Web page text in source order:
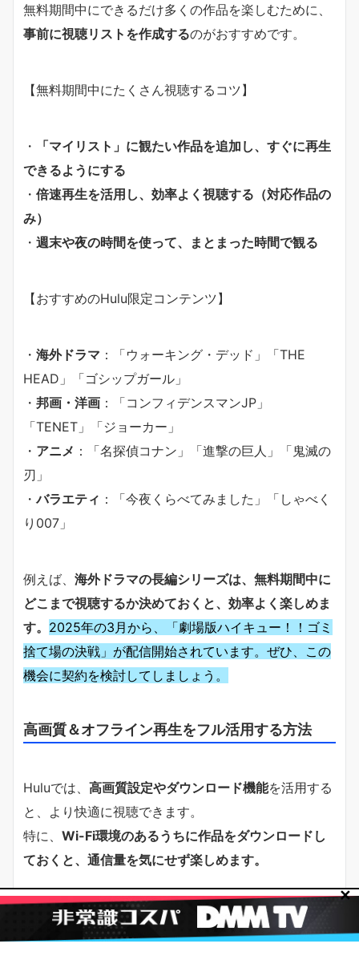
無料期間中にできるだけ多くの作品を楽しむために、
事前に視聴リストを作成するのがおすすめです。
【無料期間中にたくさん視聴するコツ】
・
「マイリスト」に観たい作品を追加し、すぐに再生
できるようにする
・ 倍速再生を活用し、効率よく視聴する（対応作品の
み）
・ 週末や夜の時間を使って、まとまった時間で観る
【おすすめのHulu限定コンテンツ】
・ 海外ドラマ ：「ウォーキング・デッド」「THE
HEAD」「ゴシップガール」
・ 邦画・洋画 ：「コンフィデンスマンJP」
「TENET」「ジョーカー」
・ アニメ ：「名探偵コナン」「進撃の巨人」「鬼滅の
刃」
・バラエティ ：「今夜くらべてみました」「しゃべく
り007」
例えば、 海外ドラマの長編シリーズは、無料期間中に
どこまで視聴するか決めておくと、効率よく楽しめま
す。 2025年の3月から、「劇場版ハイキュー！！ゴミ
捨て場の決戦」が配信開始されています。ぜひ、この
機会に契約を検討してしましょう。
高画質＆オフライン再生をフル活用する方法
Huluでは、 高画質設定やダウンロード機能を活用する
と、より快適に視聴できます。
特に、 Wi-Fi環境のあるうちに作品をダウンロードし
ておくと、通信量を気にせず楽しめます。
【高画質＆オフライン再生を活用するポイント】
✕